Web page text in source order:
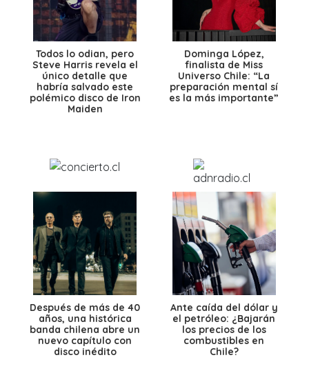
Todos lo odian, pero
Steve Harris revela el
único detalle que
habría salvado este
polémico disco de Iron
Maiden
Dominga López,
finalista de Miss
Universo Chile: “La
preparación mental sí
es la más importante”
Después de más de 40
años, una histórica
banda chilena abre un
nuevo capítulo con
disco inédito
Ante caída del dólar y
el petróleo: ¿Bajarán
los precios de los
combustibles en
Chile?